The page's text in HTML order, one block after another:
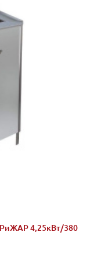
4,25кВт/380